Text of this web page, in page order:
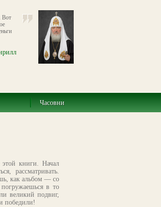
Вот
Часовни
книги. Начал
рассматривать.
как альбом — со
в то
великий подвиг,
победили!